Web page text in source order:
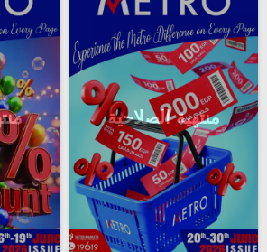
منتهية الصلاحية